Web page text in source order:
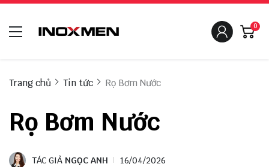
0
Trang chủ Tin tức Rọ Bơm Nước
Rọ Bơm Nước
TÁC GIẢ NGỌC ANH 16/04/2026